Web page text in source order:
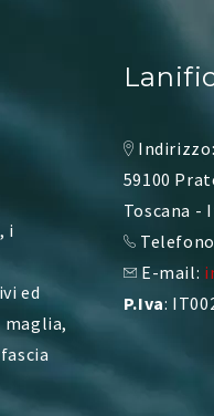
i
ed
59100
Toscana -
E-mail:
P.Iva: